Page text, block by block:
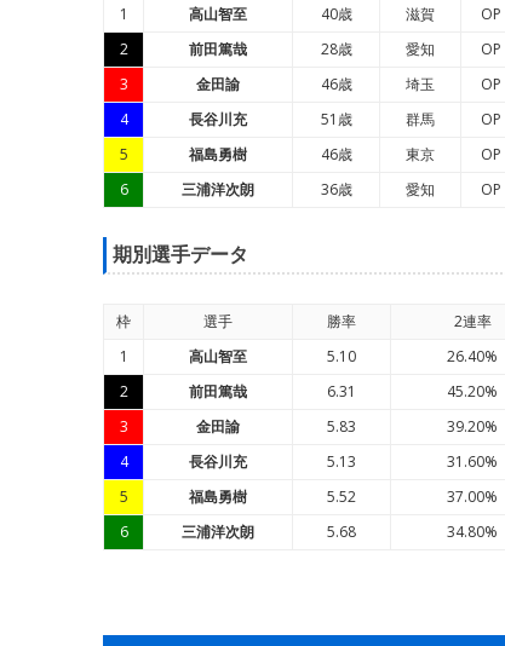
1
高山智至 40歳 滋賀 OP
2
前田篤哉 28歳 愛知 OP
3
金田諭 46歳 埼玉 OP
4
長谷川充 51歳 群馬 OP
5
福島勇樹 46歳 東京 OP
6
三浦洋次朗 36歳 愛知 OP
期別選手データ
枠 選手 勝率 2連率
1
高山智至 5.10 26.40%
2
前田篤哉 6.31 45.20%
3
金田諭 5.83 39.20%
4
長谷川充 5.13 31.60%
5
福島勇樹 5.52 37.00%
6
三浦洋次朗 5.68 34.80%